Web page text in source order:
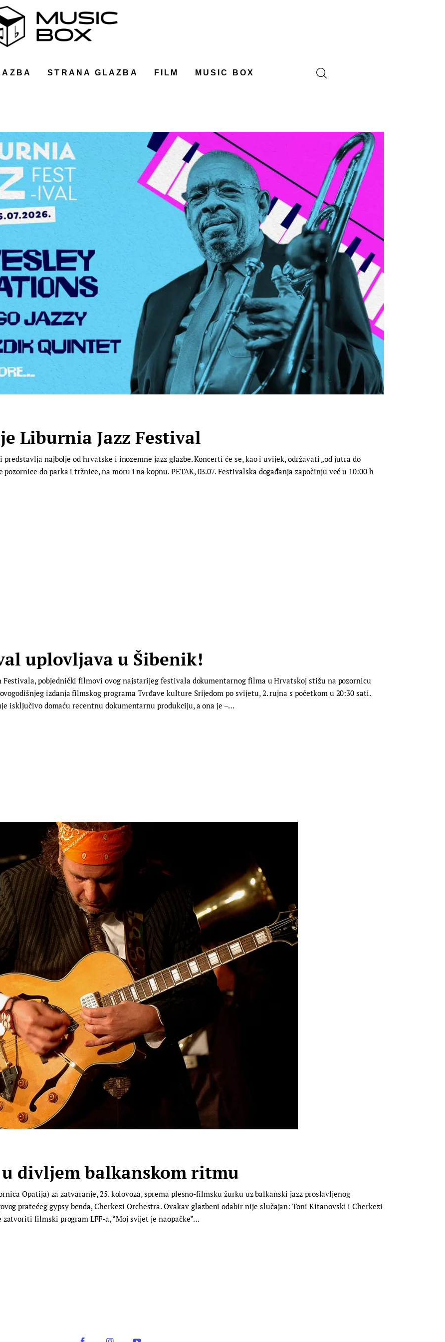
STRANA GLAZBA FILM MUSIC BOX
Liburnia Jazz Festival
najbolje od hrvatske i inozemne jazz glazbe. Koncerti će se, kao i uvijek, održavati „od jutra do
do parka i tržnice, na moru i na kopnu. PETAK, 03.07. Festivalska događanja započinju već u 10:00 h
uplovljava u Šibenik!
pobjednički filmovi ovog najstarijeg festivala dokumentarnog filma u Hrvatskoj stižu na pozornicu
izdanja filmskog programa Tvrđave kulture Srijedom po svijetu, 2. rujna s početkom u 20:30 sati.
isključivo domaću recentnu dokumentarnu produkciju, a ona je –…
divljem balkanskom ritmu
Opatija) za zatvaranje, 25. kolovoza, sprema plesno-filmsku žurku uz balkanski jazz proslavljenog
pratećeg gypsy benda, Cherkezi Orchestra. Ovakav glazbeni odabir nije slučajan: Toni Kitanovski i Cherkezi
filmski program LFF-a, “Moj svijet je naopačke”…